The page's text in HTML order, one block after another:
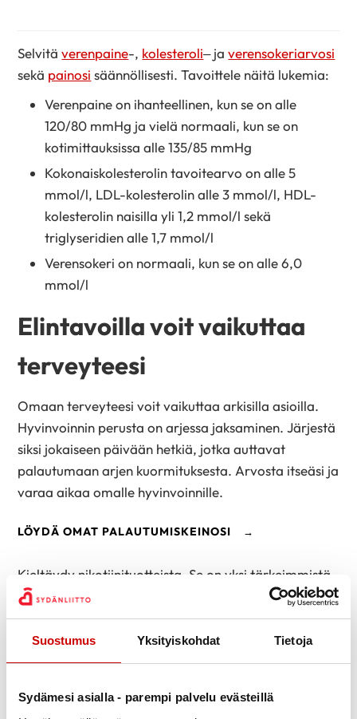
Suostumus Yksityiskohdat Tietoja
Sydämesi asialla - parempi palvelu evästeillä
Selvitäverenpaine-, kolesteroli– javerensokeriarvosi
sekä painosi säännöllisesti. Tavoittele näitä lukemia:
Verenpaine on ihanteellinen, kun se on alle
120/80 mmHg ja vielä normaali, kun se on
kotimittauksissa alle 135/85 mmHg
Kokonaiskolesterolin tavoitearvo on alle 5
mmol/l, LDL-kolesterolin alle 3 mmol/l, HDL-
kolesterolin naisilla yli 1,2 mmol/l sekä
triglyseridien alle 1,7 mmol/l
Verensokeri on normaali, kun se on alle 6,0
mmol/l
Elintavoilla voit vaikuttaa
terveyteesi
Omaan terveyteesi voit vaikuttaa arkisilla asioilla.
Hyvinvoinnin perusta on arjessa jaksaminen. Järjestä
siksi jokaiseen päivään hetkiä, jotka auttavat
palautumaan arjen kuormituksesta. Arvosta itseäsi ja
varaa aikaa omalle hyvinvoinnille.
LÖYDÄ OMAT PALAUTUMISKEINOSI
Kieltäydy nikotiinituotteista. Se on yksi tärkeimmistä
keinoista, joilla voit suojata sydänterveyttäsi.
TUPAKOINNIN LOPETTAMINEN
minimiin, suosi täysjyväviljavalmisteita ja pehmeitä